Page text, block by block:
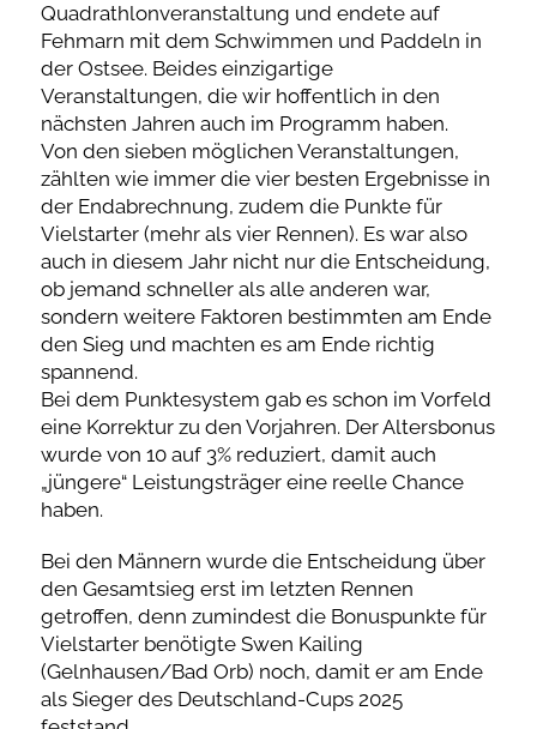
Quadrathlonveranstaltung und endete auf
Fehmarn mit dem Schwimmen und Paddeln in
der Ostsee. Beides einzigartige
Veranstaltungen, die wir hoffentlich in den
nächsten Jahren auch im Programm haben.
Von den sieben möglichen Veranstaltungen,
zählten wie immer die vier besten Ergebnisse in
der Endabrechnung, zudem die Punkte für
Vielstarter (mehr als vier Rennen). Es war also
auch in diesem Jahr nicht nur die Entscheidung,
ob jemand schneller als alle anderen war,
sondern weitere Faktoren bestimmten am Ende
den Sieg und machten es am Ende richtig
spannend.
Bei dem Punktesystem gab es schon im Vorfeld
eine Korrektur zu den Vorjahren. Der Altersbonus
wurde von 10 auf 3% reduziert, damit auch
„jüngere“ Leistungsträger eine reelle Chance
haben.
Bei den Männern wurde die Entscheidung über
den Gesamtsieg erst im letzten Rennen
getroffen, denn zumindest die Bonuspunkte für
Vielstarter benötigte Swen Kailing
(Gelnhausen/Bad Orb) noch, damit er am Ende
als Sieger des Deutschland-Cups 2025